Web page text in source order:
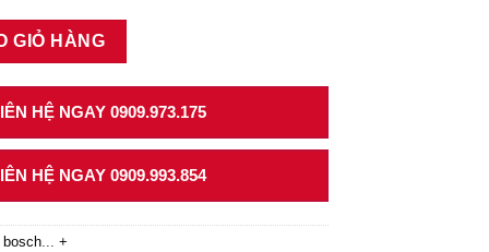
Series 6 số lượng
GIỎ HÀNG
HỆ NGAY 0909.973.175
HỆ NGAY 0909.993.854
+